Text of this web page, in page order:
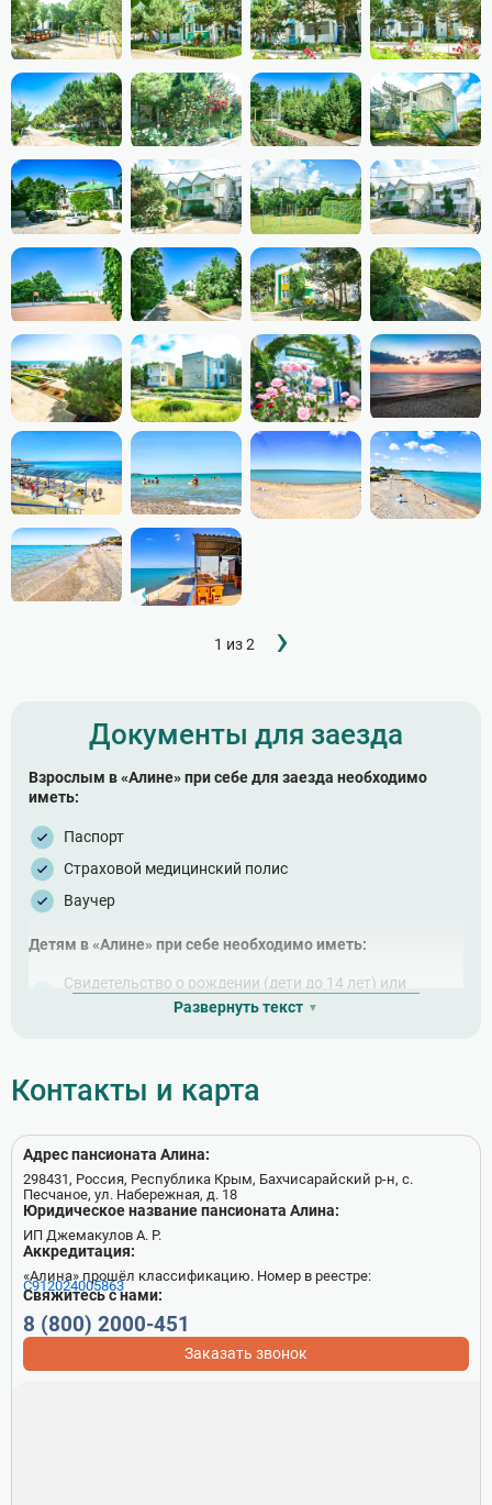
1 из 2 страница
›
Документы для заезда
Взрослым в «Алине» при себе для заезда необходимо
иметь:
Паспорт
Страховой медицинский полис
Ваучер
Детям в «Алине» при себе необходимо иметь:
Свидетельство о рождении (дети до 14 лет) или
паспорт (дети от 14 лет)
Согласие родителей письменное — в сопровождении
третьих лиц (не родителей, законных опекунов)
Страховой медицинский полис
Развернуть текст
Контакты и карта
Адрес пансионата Алина:
298431, Россия, Республика Крым, Бахчисарайский р-н, с.
Песчаное, ул. Набережная, д. 18
Юридическое название пансионата Алина:
ИП Джемакулов А. Р.
Аккредитация:
«Алина» прошёл классификацию. Номер в реестре:
С912024005863
Свяжитесь с нами:
8 (800) 2000-451
Заказать звонок